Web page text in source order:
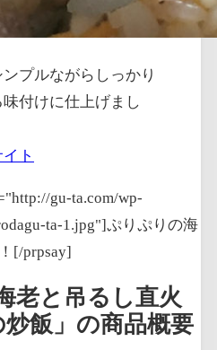
プルながらしっかり
付けに仕上げまし
ト
gu-ta.com/wp-
ta-1.jpg"]ぷりぷりの海
[/prpsay]
老と吊るし直火
飯」の商品概要